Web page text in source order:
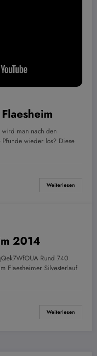
man nach den
wieder los? Diese
Weiterlesen
2014
Rund 740
Flaesheimer Silvesterlauf
Weiterlesen